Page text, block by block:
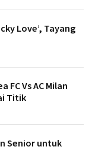
Love’, Tayang
FC Vs AC Milan
Titik
Senior untuk